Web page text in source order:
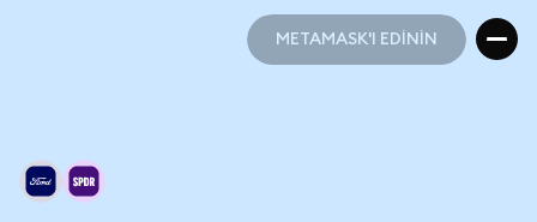
METAMASK'I EDİNİN